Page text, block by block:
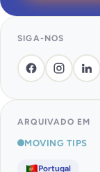
SIGA-NOS
ARQUIVADO EM
MOVING TIPS
Portugal